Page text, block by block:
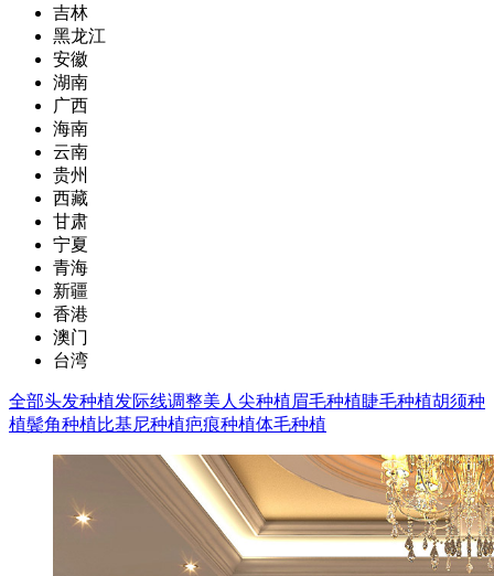
吉林
黑龙江
安徽
湖南
广西
海南
云南
贵州
西藏
甘肃
宁夏
青海
新疆
香港
澳门
台湾
全部头发种植发际线调整美人尖种植眉毛种植睫毛种植胡须种
植鬓角种植比基尼种植疤痕种植体毛种植